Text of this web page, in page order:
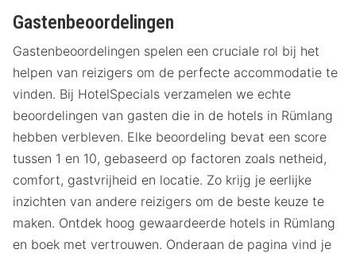
Gastenbeoordelingen
Gastenbeoordelingen spelen een cruciale rol bij het
helpen van reizigers om de perfecte accommodatie te
vinden. Bij HotelSpecials verzamelen we echte
beoordelingen van gasten die in de hotels in Rümlang
hebben verbleven. Elke beoordeling bevat een score
tussen 1 en 10, gebaseerd op factoren zoals netheid,
comfort, gastvrijheid en locatie. Zo krijg je eerlijke
inzichten van andere reizigers om de beste keuze te
maken. Ontdek hoog gewaardeerde hotels in Rümlang
en boek met vertrouwen. Onderaan de pagina vind je